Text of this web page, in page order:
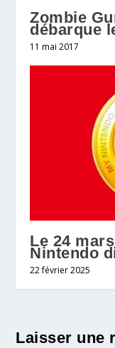
Zombie
débarque
11 mai 2017
Le 24
Nintendo
22 février 2025
Laisser une